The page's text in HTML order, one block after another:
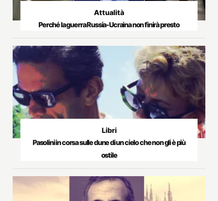
Attualità
Perché la guerra Russia-Ucraina non finirà presto
Libri
Pasolini in corsa sulle dune di un cielo che non gli è più
ostile